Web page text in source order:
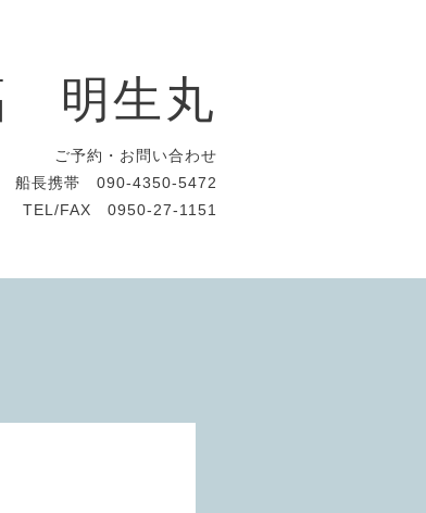
明生丸
ご予約・お問い合わせ
船長携帯 090-4350-5472
TEL/FAX 0950-27-1151